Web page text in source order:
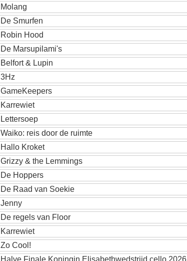
Molang
De Smurfen
Robin Hood
De Marsupilami's
Belfort & Lupin
3Hz
GameKeepers
Karrewiet
Lettersoep
Waiko: reis door de ruimte
Hallo Kroket
Grizzy & the Lemmings
De Hoppers
De Raad van Soekie
Jenny
De regels van Floor
Karrewiet
Zo Cool!